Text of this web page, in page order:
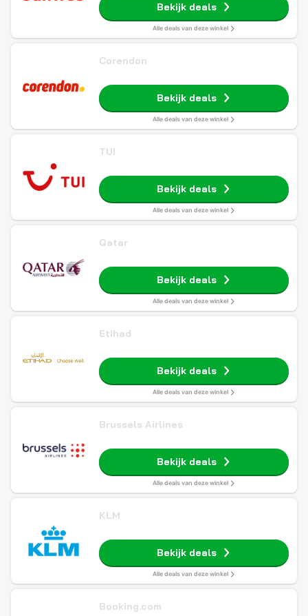
Bekijk deals
Alle deals van deze winkel
Corendon
Bekijk deals
Alle deals van deze winkel
TUI
Bekijk deals
Alle deals van deze winkel
Qatar
Bekijk deals
Alle deals van deze winkel
Etihad
Bekijk deals
Alle deals van deze winkel
Brussels Airlines
Bekijk deals
Alle deals van deze winkel
KLM
Bekijk deals
Alle deals van deze winkel
Booking.com